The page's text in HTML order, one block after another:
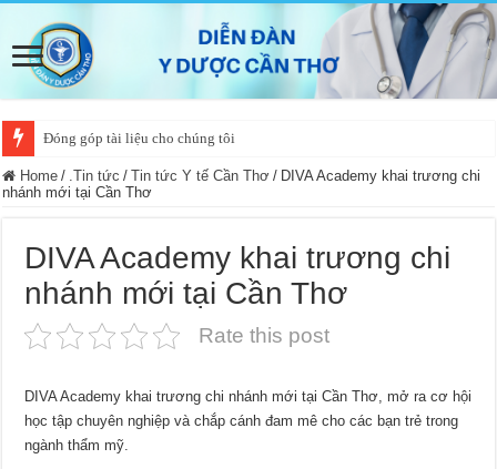
Đóng góp tài liệu cho chúng tôi
Home / .Tin tức / Tin tức Y tế Cần Thơ / DIVA Academy khai trương chi
nhánh mới tại Cần Thơ
DIVA Academy khai trương chi
nhánh mới tại Cần Thơ
Rate this post
DIVA Academy khai trương chi nhánh mới tại Cần Thơ, mở ra cơ hội
học tập chuyên nghiệp và chắp cánh đam mê cho các bạn trẻ trong
ngành thẩm mỹ.